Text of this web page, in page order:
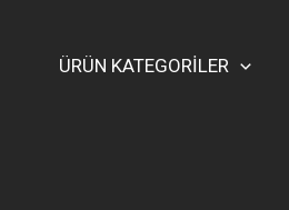
ÜRÜN KATEGORİLER